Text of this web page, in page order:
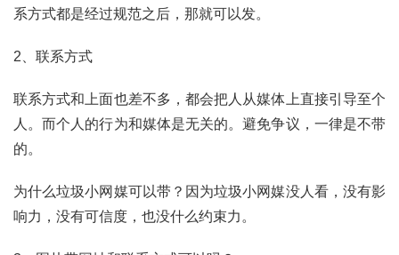
系方式都是经过规范之后，那就可以发。
2、联系方式
联系方式和上面也差不多，都会把人从媒体上直接引导至个
人。而个人的行为和媒体是无关的。避免争议，一律是不带
的。
为什么垃圾小网媒可以带？因为垃圾小网媒没人看，没有影
响力，没有可信度，也没什么约束力。